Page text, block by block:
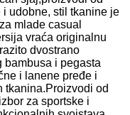
udobne, stil tkanine je
mlade casual
vraća originalnu
dvostrano
bambusa i pegasta
i lanene pređe i
tkanina.Proizvodi od
za sportske i